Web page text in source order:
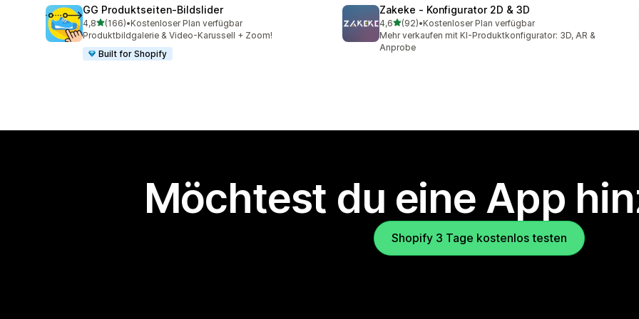
GG Produktseiten‑Bildslider
4,8von 5 Sternen
(166)
166 Rezensionen insgesamt
•Kostenloser Plan verfügbar
Produktbildgalerie & Video-Karussell + Zoom!
Built for Shopify
Zakeke ‑ Konfigurator 2D & 3D
4,6von 5 Sternen
(92)
92 Rezensionen insgesamt
•Kostenloser Plan verfügbar
Mehr verkaufen mit KI-Produktkonfigurator: 3D, AR &
Anprobe
Möchtest du eine App
Shopify 3 Tage kostenlos testen